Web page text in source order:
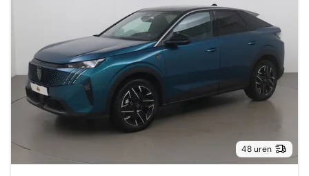
48 uren